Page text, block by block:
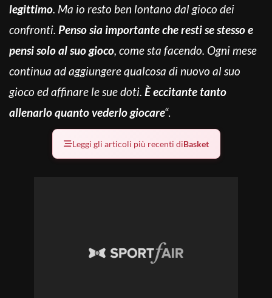
legittimo. Ma io resto ben lontano dal gioco dei
confronti. Penso sia importante che resti se stesso e
pensi solo al suo gioco, come sta facendo. Ogni mese
continua ad aggiungere qualcosa di nuovo al suo
gioco ed affinare le sue doti. È eccitante tanto
allenarlo quanto vederlo giocare“.
Leggi gli articoli più recenti diBasket